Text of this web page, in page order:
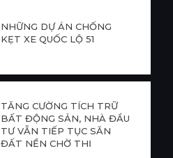
NHỮNG DỰ ÁN CHỐNG
KẸT XE QUỐC LỘ 51
TĂNG CƯỜNG TÍCH TRỮ
BẤT ĐỘNG SẢN, NHÀ ĐẦU
TƯ VẪN TIẾP TỤC SĂN
ĐẤT NỀN CHỜ THỊ